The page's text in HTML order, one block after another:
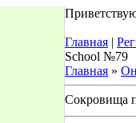
Главная |
School №79
Главная »
Сокровища